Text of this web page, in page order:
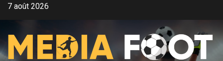
Aller7 août 2026